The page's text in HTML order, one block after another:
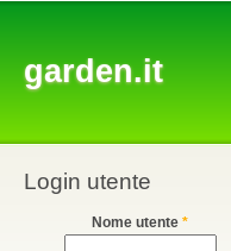
garden.it
Login utente
Nome utente *